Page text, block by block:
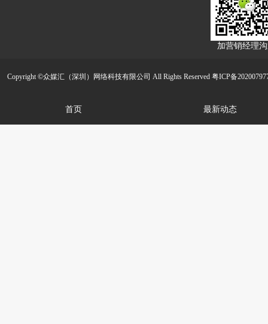
加营销经理
Copyright ©众媒汇（深圳）网络科技有限公司 All Rights Reserved 粤ICP备
首页 最新动态